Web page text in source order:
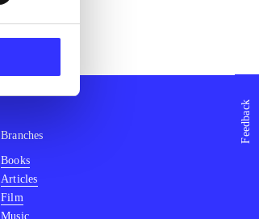
Feedback
Branches
Books
Articles
Film
Music